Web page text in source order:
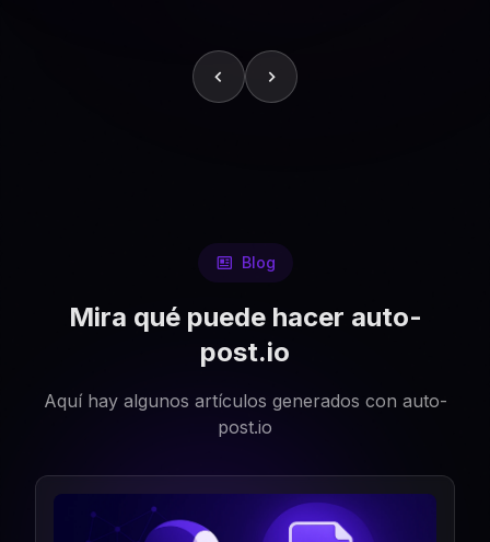
Blog
Mira qué puede hacer auto-
post.io
Aquí hay algunos artículos generados con auto-
post.io